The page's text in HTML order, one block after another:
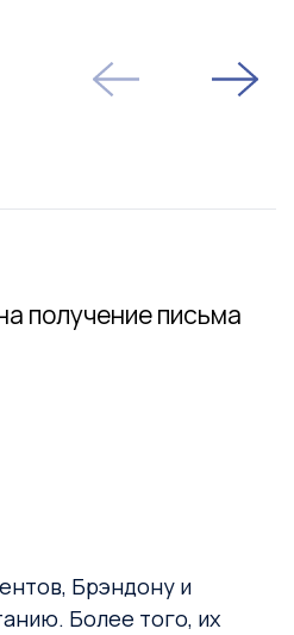
получение письма
Брэндону и
Более того, их